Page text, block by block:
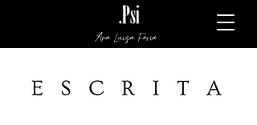
Ana Luiza Faria